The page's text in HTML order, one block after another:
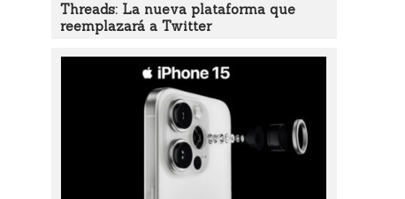
Threads: La nueva plataforma que
reemplazará a Twitter